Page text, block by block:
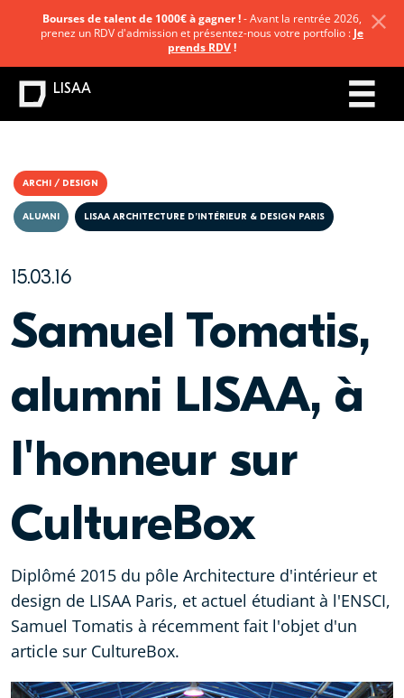
ARCHI / DESIGN
15.03.16
ALUMNI LISAA ARCHITECTURE D’INTÉRIEUR & DESIGN PARIS
Samuel Tomatis,
alumni LISAA, à
l'honneur sur
CultureBox
Diplômé 2015 du pôle Architecture d'intérieur et
design de LISAA Paris, et actuel étudiant à l'ENSCI,
Samuel Tomatis à récemment fait l'objet d'un
article sur CultureBox.
Bourses de talent de 1000€ à gagner !- Avant la rentrée 2026,
prenez un RDV d'admission et présentez-nous votre portfolio : Je
prends RDV!
LISAA